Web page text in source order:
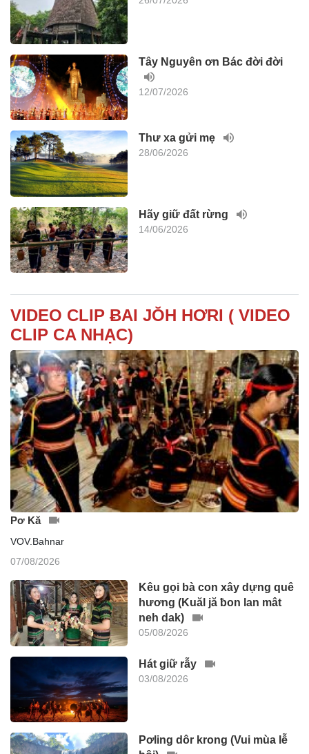
Tây Nguyên ơn Bác đời đời
12/07/2026
Thư xa gửi mẹ
28/06/2026
Hãy giữ đất rừng
14/06/2026
VIDEO CLIP ɃAI JŎH HƠRI ( VIDEO
CLIP CA NHẠC)
Pơ Kă
VOV.Bahnar
07/08/2026
Kêu gọi bà con xây dựng quê
hương (Kuăl jă ƀon lan mât
neh dak)
05/08/2026
Hát giữ rẫy
03/08/2026
Pơling dôr krong (Vui mùa lễ